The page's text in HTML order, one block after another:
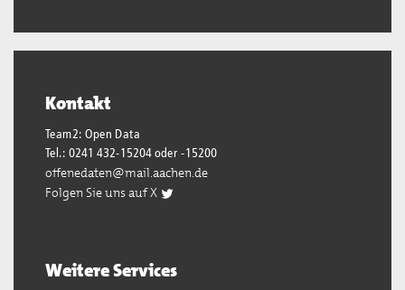
Kontakt
Team2: Open Data
Tel.: 0241 432-15204 oder -15200
offenedaten@mail.aachen.de
Folgen Sie uns auf X
Weitere Services